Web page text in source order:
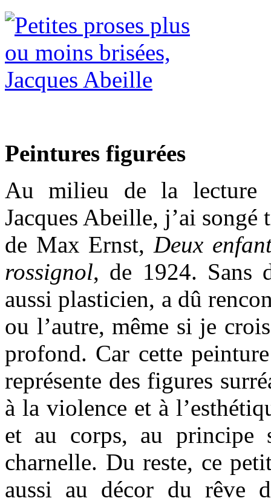
Peintures figurées
Au milieu de la
Jacques Abeille, j’ai songé
de Max Ernst, Deux
rossignol, de 1924. Sans
aussi plasticien, a dû
ou l’autre, même si je
profond. Car cette
représente des figures
à la violence et à
et au corps, au principe
charnelle. Du reste, ce
aussi au décor du